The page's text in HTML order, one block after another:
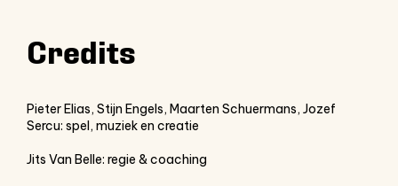
Credits
Pieter Elias, Stijn Engels, Maarten Schuermans, Jozef
Sercu: spel, muziek en creatie
Jits Van Belle: regie & coaching